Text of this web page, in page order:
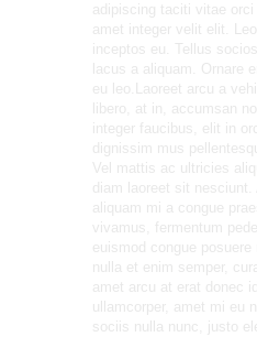
adipiscing taciti vitae orci
amet integer velit elit.
inceptos eu. Tellus
lacus a aliquam. Ornare
eu leo.Laoreet arcu a
libero, at in, accumsan
integer faucibus, elit in
dignissim mus
Vel mattis ac ultricies
diam laoreet sit nesciunt.
aliquam mi a congue
vivamus, fermentum
euismod congue posuere
nulla et enim semper,
amet arcu at erat donec
ullamcorper, amet mi eu
sociis nulla nunc, justo